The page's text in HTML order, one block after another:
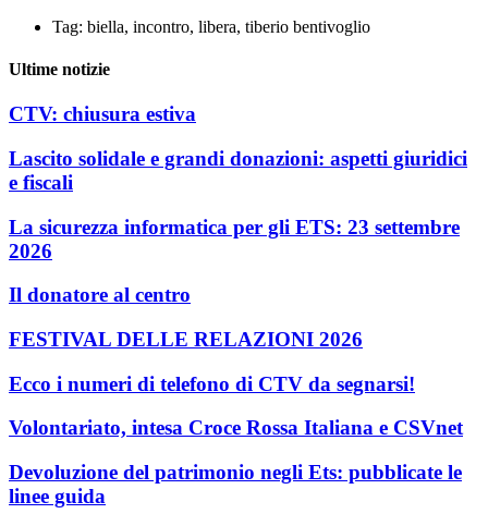
Tag: biella, incontro, libera, tiberio bentivoglio
Ultime notizie
CTV: chiusura estiva
Lascito solidale e grandi donazioni: aspetti giuridici
e fiscali
La sicurezza informatica per gli ETS: 23 settembre
2026
Il donatore al centro
FESTIVAL DELLE RELAZIONI 2026
Ecco i numeri di telefono di CTV da segnarsi!
Volontariato, intesa Croce Rossa Italiana e CSVnet
Devoluzione del patrimonio negli Ets: pubblicate le
linee guida